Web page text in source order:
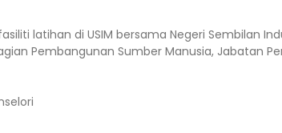
latihan di USIM bersama Negeri Sembilan
Pembangunan Sumber Manusia, Jabatan